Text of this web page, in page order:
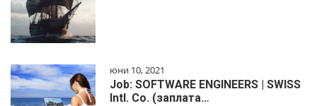
юни 10, 2021
Job: SOFTWARE ENGINEERS | SWISS
Intl. Co. (заплата…